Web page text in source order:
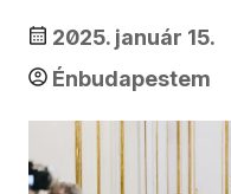
2025. január 15.
Énbudapestem